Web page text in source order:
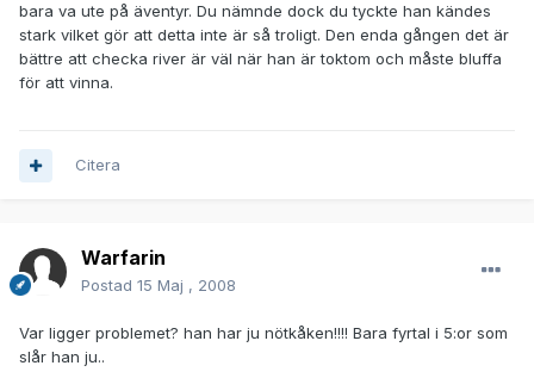
bara va ute på äventyr. Du nämnde dock du tyckte han kändes
stark vilket gör att detta inte är så troligt. Den enda gången det är
bättre att checka river är väl när han är toktom och måste bluffa
för att vinna.
Citera
Warfarin
Postad 15 Maj , 2008
Var ligger problemet? han har ju nötkåken!!!! Bara fyrtal i 5:or som
slår han ju..